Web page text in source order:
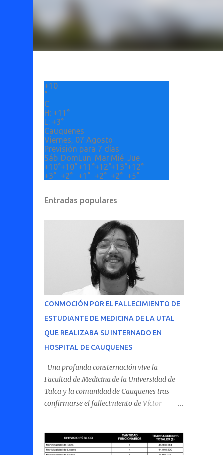
+10
°
C
H: +11°
L: +3°
Cauquenes
Viernes, 07 Agosto
Previsión para 7 días
Sáb DomLun Mar Mié Jue
+10°+10°+11°+12°+13°+12°
+3° +2° +1° +2° +2° +5°
Entradas populares
CONMOCIÓN POR EL FALLECIMIENTO DE
ESTUDIANTE DE MEDICINA DE LA UTAL
QUE REALIZABA SU INTERNADO EN
HOSPITAL DE CAUQUENES
Una profunda consternación vive la
Facultad de Medicina de la Universidad de
Talca y la comunidad de Cauquenes tras
confirmarse el fallecimiento de Víctor
Cauquenes. De acuerdo con los antecedentes
conocidos, el joven se presentó a cumplir su